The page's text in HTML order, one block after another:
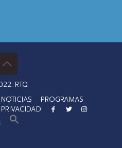
RTQ
NOTICIAS
PROGRAMAS